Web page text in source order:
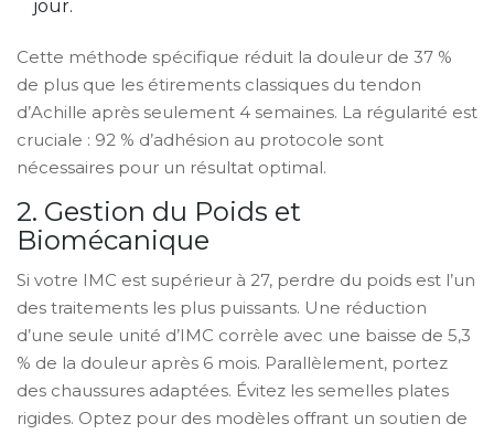
jour.
Cette méthode spécifique réduit la douleur de 37 %
de plus que les étirements classiques du tendon
d’Achille après seulement 4 semaines. La régularité est
cruciale : 92 % d’adhésion au protocole sont
nécessaires pour un résultat optimal.
2. Gestion du Poids et
Biomécanique
Si votre IMC est supérieur à 27, perdre du poids est l’un
des traitements les plus puissants. Une réduction
d’une seule unité d’IMC corrèle avec une baisse de 5,3
% de la douleur après 6 mois. Parallèlement, portez
des chaussures adaptées. Évitez les semelles plates
rigides. Optez pour des modèles offrant un soutien de